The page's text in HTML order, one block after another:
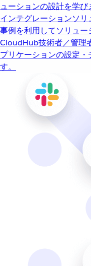
ューションの設計を学び
インテグレーションソリ
事例を利用してソリュー
CloudHub技術者／管理
プリケーションの設定
す。